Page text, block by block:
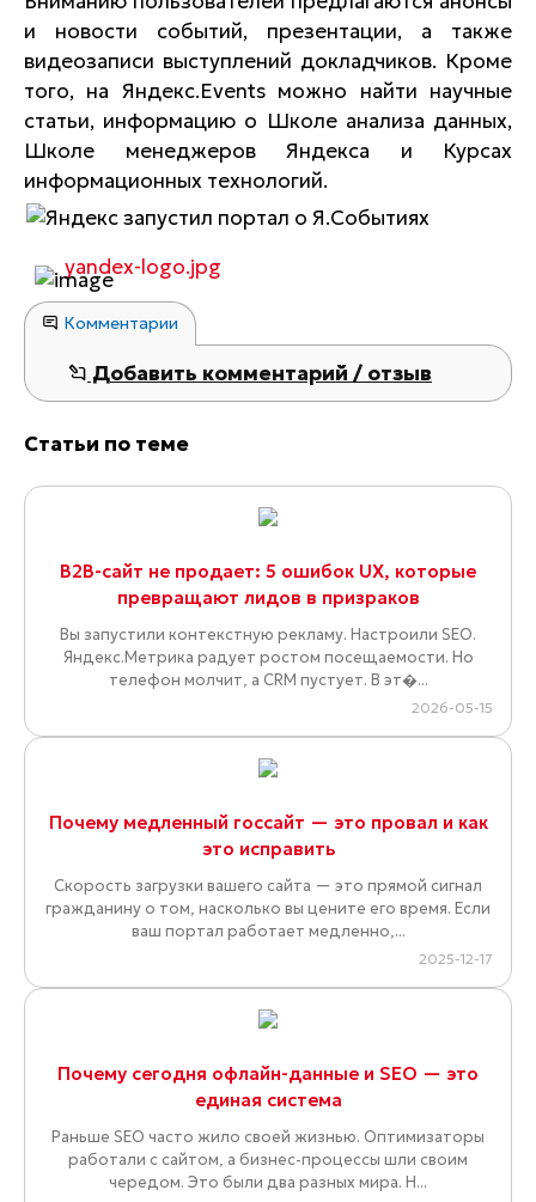
и новости событий, презентации, а также
видеозаписи выступлений докладчиков. Кроме
того, на Яндекс.Events можно найти научные
статьи, информацию о Школе анализа данных,
Школе менеджеров Яндекса и Курсах
информационных технологий.
yandex-logo.jpg
Комментарии
Добавить комментарий / отзыв
Статьи по теме
B2B-сайт не продает: 5 ошибок UX, которые
превращают лидов в призраков
Вы запустили контекстную рекламу. Настроили SEO.
Яндекс.Метрика радует ростом посещаемости. Но
телефон молчит, а CRM пустует. В эт�...
2026-05-15
Почему медленный госсайт — это провал и как
это исправить
Скорость загрузки вашего сайта — это прямой сигнал
гражданину о том, насколько вы цените его время. Если
ваш портал работает медленно,...
2025-12-17
Почему сегодня офлайн-данные и SEO — это
единая система
Раньше SEO часто жило своей жизнью. Оптимизаторы
работали с сайтом, а бизнес-процессы шли своим
чередом. Это были два разных мира. Н...